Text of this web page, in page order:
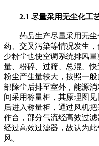
2.1 尽量采用无尘化工
药品生产尽量采用无尘
药、交叉污染等情况发生
少粉尘也使空调系统排风
量、粉碎、过筛、总混、
粉尘产生量较大，按照一
部除尘后排至室外，能源
间采用称量柜，其原理图
后进入称量柜，通过风机
作台，部分气流经高效过
经过高效过滤器，故认为
风。